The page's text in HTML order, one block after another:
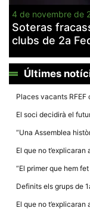
4 de novembre de
Soteras
clubs de 2a
Últimes
Places vacants
El soci decidirà el
“Una Assemblea
El que no t’explicaran
“El primer que hem
Definits els grups de
El que no t’explicaran